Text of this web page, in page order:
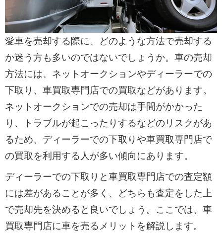
愛車を売却する際に、どのような方法で売却する
か迷う方も多いのではないでしょうか。車の売却
方法には、ネットオークションやディーラーでの
下取り、車買取専門店での買取などがあります。
ネットオークションでの売却は手間がかかった
り、トラブルが起こったりするなどのリスクがあ
るため、ディーラーでの下取りや車買取専門店で
の買取を利用する人が多い傾向にあります。
ディーラーでの下取りと車買取専門店での査定額
には差があることが多く、どちらも査定をした上
で売却先を決めると良いでしょう。ここでは、車
買取専門店に車を売るメリットを解説します。